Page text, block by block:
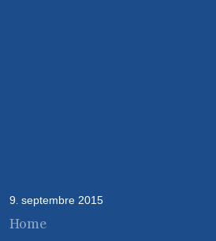
9. septembre 2015
Home